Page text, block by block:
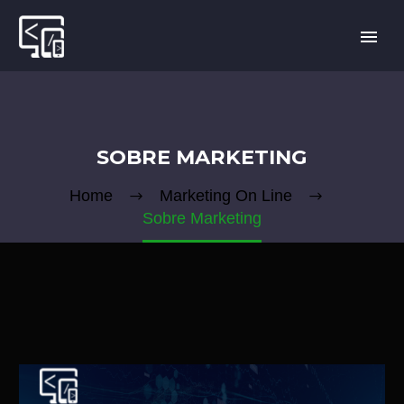
SOBRE MARKETING
Home
Marketing On Line
Sobre Marketing